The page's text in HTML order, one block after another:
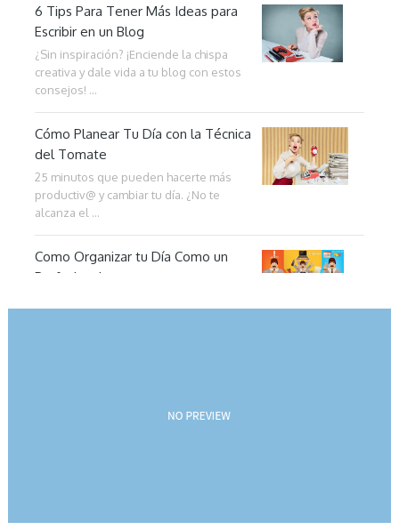
6 Tips Para Tener Más Ideas para
Escribir en un Blog
¿Sin inspiración? ¡Enciende la chispa
creativa y dale vida a tu blog con estos
consejos! …
Cómo Planear Tu Día con la Técnica
del Tomate
25 minutos que pueden hacerte más
productiv@ y cambiar tu día. ¿No te
alcanza el …
Como Organizar tu Día Como un
Profesional